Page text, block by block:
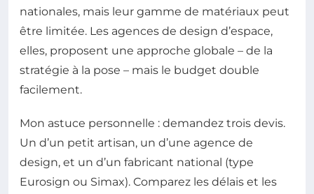
nationales, mais leur gamme de matériaux peut
être limitée. Les agences de design d’espace,
elles, proposent une approche globale – de la
stratégie à la pose – mais le budget double
facilement.
Mon astuce personnelle : demandez trois devis.
Un d’un petit artisan, un d’une agence de
design, et un d’un fabricant national (type
Eurosign ou Simax). Comparez les délais et les